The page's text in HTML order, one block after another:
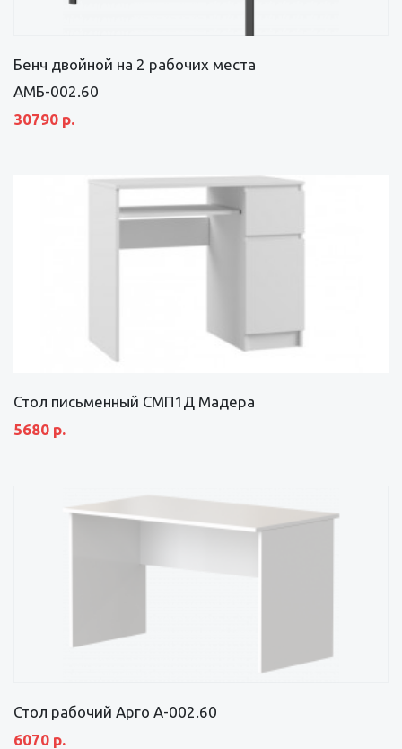
Бенч двойной на 2 рабочих места
АМБ-002.60
30790 р.
Стол письменный СМП1Д Мадера
5680 р.
Стол рабочий Арго А-002.60
6070 р.